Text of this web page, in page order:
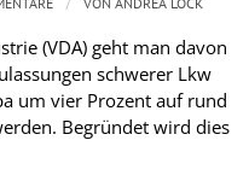
(VDA) geht man davon
schwerer Lkw
um vier Prozent auf rund
Begründet wird dies